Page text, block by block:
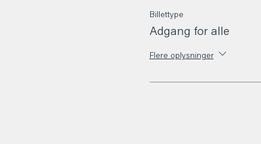
Billettype
Adgang for alle
Flere oplysninger